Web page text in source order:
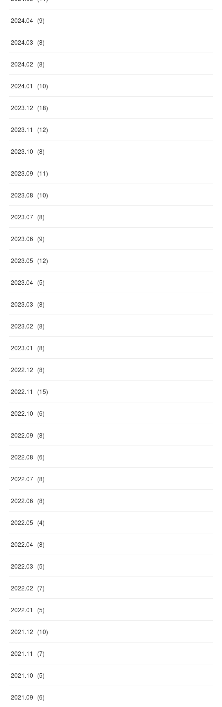
2024.04 (9)
2024.03 (8)
2024.02 (8)
2024.01 (10)
2023.12 (18)
2023.11 (12)
2023.10 (8)
2023.09 (11)
2023.08 (10)
2023.07 (8)
2023.06 (9)
2023.05 (12)
2023.04 (5)
2023.03 (8)
2023.02 (8)
2023.01 (8)
2022.12 (8)
2022.11 (15)
2022.10 (6)
2022.09 (8)
2022.08 (6)
2022.07 (8)
2022.06 (8)
2022.05 (4)
2022.04 (8)
2022.03 (5)
2022.02 (7)
2022.01 (5)
2021.12 (10)
2021.11 (7)
2021.10 (5)
2021.09 (6)